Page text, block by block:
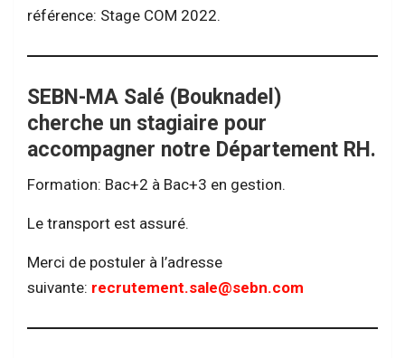
référence: Stage COM 2022.
SEBN-MA Salé (Bouknadel)
cherche un stagiaire pour
accompagner notre Département RH.
Formation: Bac+2 à Bac+3 en gestion.
Le transport est assuré.
Merci de postuler à l’adresse
suivante: recrutement.sale@sebn.com